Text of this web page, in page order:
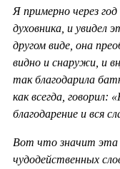
Я примерно через
духовника, и увидел
другом виде, она
видно и снаружи, и
так благодарила
как всегда, говорил:
благодарение и вся
Вот что значит эта
чудодейственных